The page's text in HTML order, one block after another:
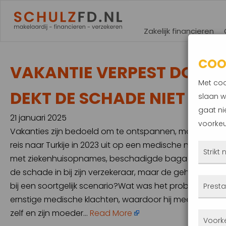
Zakelijk financieren
VAKANTIE VERPEST DOOR
DEKT DE SCHADE NIET
21 januari 2025
Vakanties zijn bedoeld om te ontspannen, maar voor
reis naar Turkije in 2023 uit op een medische
met ziekenhuisopnames, beschadigde bagage en
de schade in bij zijn verzekeraar, maar de gehoopte
bij een soortgelijk scenario?Wat was het
ernstige medische klachten, waardoor hij meerdere
zelf en zijn moeder… Read More
Met
slaan
gaat
Strikt